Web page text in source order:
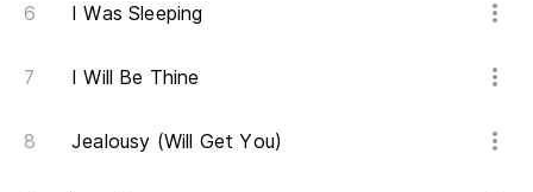
I Was Sleeping
I Will Be Thine
Jealousy (Will Get You)